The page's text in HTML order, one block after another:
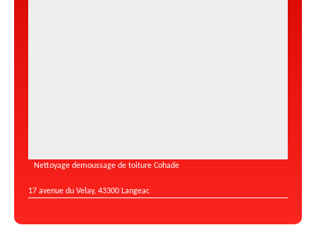
Nettoyage demoussage de toiture Cohade
17 avenue du Velay, 43300 Langeac